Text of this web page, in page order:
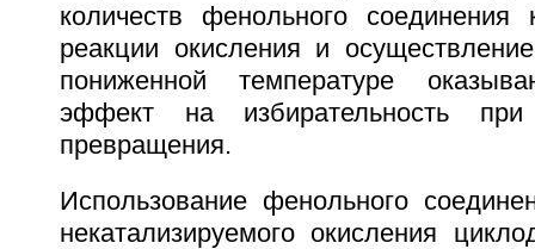
количеств фенольного соединения
реакции окисления и
пониженной температуре
эффект на избирательность
превращения.
Использование фенольного
некатализируемого окисления